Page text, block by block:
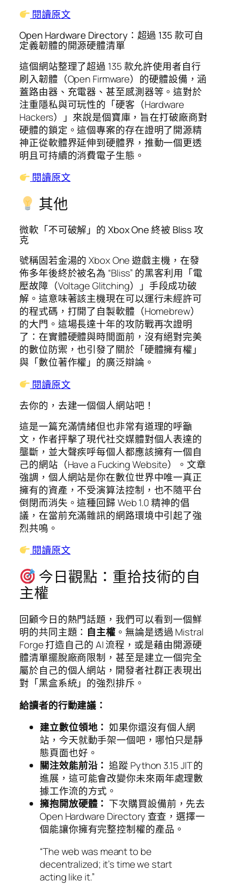
閱讀原文
Open Hardware Directory：超過 135 款可自
定義韌體的開源硬體清單
這個網站整理了超過 135 款允許使用者自行
刷入韌體（Open Firmware）的硬體設備，涵
蓋路由器、充電器、甚至感測器等。這對於
注重隱私與可玩性的「硬客（Hardware
Hackers）」來說是個寶庫，旨在打破廠商對
硬體的鎖定。這個專案的存在證明了開源精
神正從軟體界延伸到硬體界，推動一個更透
明且可持續的消費電子生態。
閱讀原文
其他
微軟「不可破解」的 Xbox One 終被 Bliss 攻
克
號稱固若金湯的 Xbox One 遊戲主機，在發
佈多年後終於被名為 “Bliss” 的黑客利用「電
壓故障（Voltage Glitching）」手段成功破
解。這意味著該主機現在可以運行未經許可
的程式碼，打開了自製軟體（Homebrew）
的大門。這場長達十年的攻防戰再次證明
了：在實體硬體與時間面前，沒有絕對完美
的數位防禦，也引發了關於「硬體擁有權」
與「數位著作權」的廣泛辯論。
閱讀原文
去你的，去建一個個人網站吧！
這是一篇充滿情緒但也非常有道理的呼籲
文，作者抨擊了現代社交媒體對個人表達的
壟斷，並大聲疾呼每個人都應該擁有一個自
己的網站（Have a Fucking Website）。文章
強調，個人網站是你在數位世界中唯一真正
擁有的資產，不受演算法控制，也不隨平台
倒閉而消失。這種回歸 Web 1.0 精神的倡
議，在當前充滿雜訊的網路環境中引起了強
烈共鳴。
閱讀原文
今日觀點：重拾技術的自
主權
回顧今日的熱門話題，我們可以看到一個鮮
明的共同主題： 自主權 。無論是透過 Mistral
Forge 打造自己的 AI 流程，或是藉由開源硬
體清單擺脫廠商限制，甚至是建立一個完全
屬於自己的個人網站，開發者社群正表現出
對「黑盒系統」的強烈排斥。
給讀者的行動建議：
建立數位領地： 如果你還沒有個人網
站，今天就動手架一個吧，哪怕只是靜
態頁面也好。
關注效能前沿： 追蹤 Python 3.15 JIT 的
進展，這可能會改變你未來兩年處理數
據工作流的方式。
擁抱開放硬體： 下次購買設備前，先去
Open Hardware Directory 查查，選擇一
個能讓你擁有完整控制權的產品。
“The web was meant to be
decentralized; it’s time we start
acting like it.”